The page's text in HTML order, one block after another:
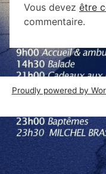
Vous devez être
commentaire.
Proudly powered by